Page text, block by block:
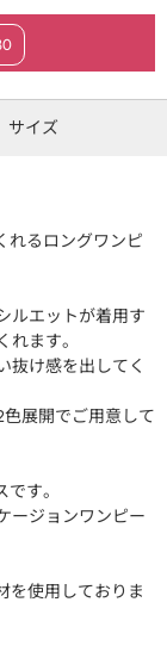
サイズ
れるロングワンピ
ルエットが着用す
ます。
抜け感を出してく
展開でご用意して
す。
ージョンワンピー
を使用しておりま